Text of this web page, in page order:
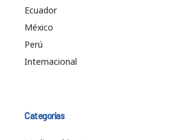
Ecuador
México
Perú
Internacional
Categorías